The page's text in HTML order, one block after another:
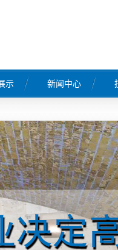
示 新闻中心
行业新闻
常见问题